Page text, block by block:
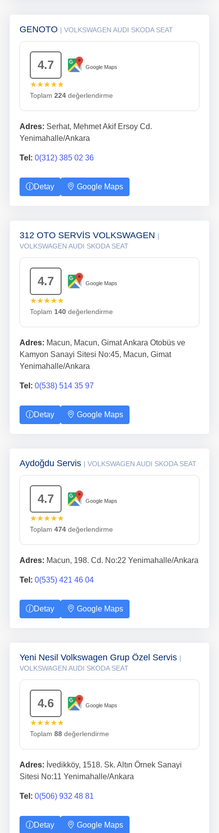
GENOTO | VOLKSWAGEN AUDI SKODA SEAT
4.7 Google Maps
★★★★★
Toplam 224 değerlendirme
Adres: Serhat, Mehmet Akif Ersoy Cd.
Yenimahalle/Ankara
Tel: 0(312) 385 02 36
Detay Google Maps
312 OTO SERVİS VOLKSWAGEN |
VOLKSWAGEN AUDI SKODA SEAT
4.7 Google Maps
★★★★★
Toplam 140 değerlendirme
Adres: Macun, Macun, Gimat Ankara Otobüs ve
Kamyon Sanayi Sitesi No:45, Macun, Gimat
Yenimahalle/Ankara
Tel: 0(538) 514 35 97
Detay Google Maps
Aydoğdu Servis | VOLKSWAGEN AUDI SKODA SEAT
4.7 Google Maps
★★★★★
Toplam 474 değerlendirme
Adres: Macun, 198. Cd. No:22 Yenimahalle/Ankara
Tel: 0(535) 421 46 04
Detay Google Maps
Yeni Nesil Volkswagen Grup Özel Servis |
VOLKSWAGEN AUDI SKODA SEAT
4.6 Google Maps
★★★★★
Toplam 88 değerlendirme
Adres: İvedikköy, 1518. Sk. Altın Örnek Sanayi
Sitesi No:11 Yenimahalle/Ankara
Tel: 0(506) 932 48 81
Detay Google Maps